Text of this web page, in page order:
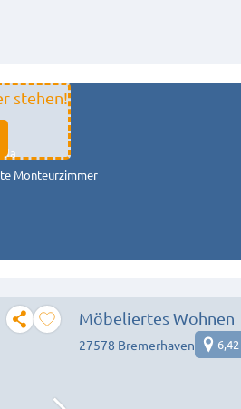
stehen!
Monteurzimmer
Möbeliertes Wohnen
27578 Bremerhaven